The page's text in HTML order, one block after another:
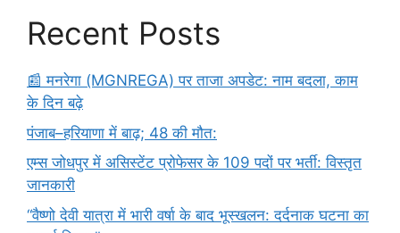
Recent Posts
​📰 मनरेगा (MGNREGA) पर ताजा अपडेट: नाम बदला, काम
के दिन बढ़े
पंजाब–हरियाणा में बाढ़; 48 की मौत:
एम्स जोधपुर में असिस्टेंट प्रोफेसर के 109 पदों पर भर्ती: विस्तृत
जानकारी
“वैष्णो देवी यात्रा में भारी वर्षा के बाद भूस्खलन: दर्दनाक घटना का